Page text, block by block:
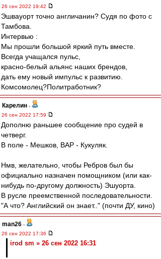
26 сен 2022 19:42
Эшвауорт точно англичанин? Судя по фото с
Тамбова.
Интервью :
Мы прошли большой яркий путь вместе.
Всегда учащался пульс,
красно-белый альянс наших брендов,
дать ему новый импульс к развитию.
Комсомолец?Политработник?
Карелин -
26 сен 2022 17:59
Дополню раньшее сообщение про судей в
четверг.
В поле - Мешков, ВАР - Кукуляк.
Нмв, желательно, чтобы Ребров был бы
официально назначен помощником (или как-
нибудь по-другому должность) Эшуорта.
В русле преемственной последовательности.
"А что? Английский он знает.." (почти ДУ, кино)
man26 -
26 сен 2022 17:36
irod sm » 26 сен 2022 16:31